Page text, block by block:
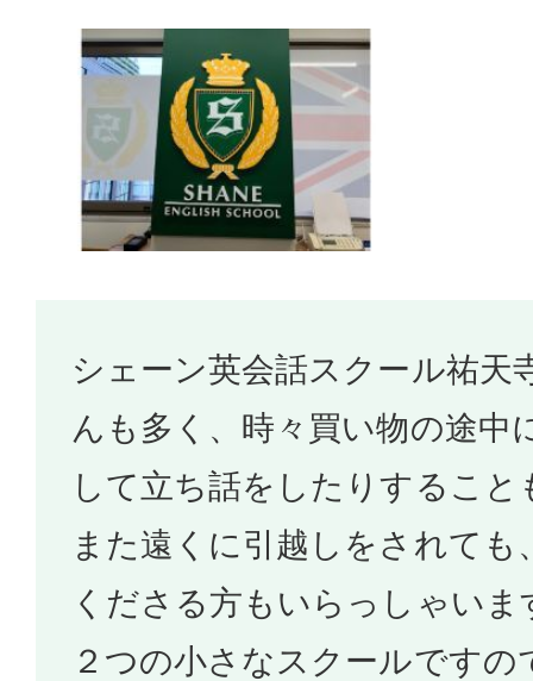
シェーン英会話スクール祐天
んも多く、時々買い物の途中
して立ち話をしたりすること
また遠くに引越しをされても
くださる方もいらっしゃい
２つの小さなスクールですの